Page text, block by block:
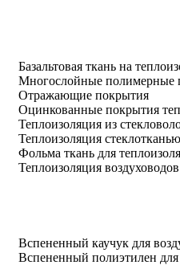
Базальтовая ткань на
Многослойные полимерные
Отражающие покрытия
Оцинкованные покрытия
Теплоизоляция из
Теплоизоляция
Фольма ткань для
Теплоизоляция воздуховодов
Вспененный каучук для
Вспененный полиэтилен для